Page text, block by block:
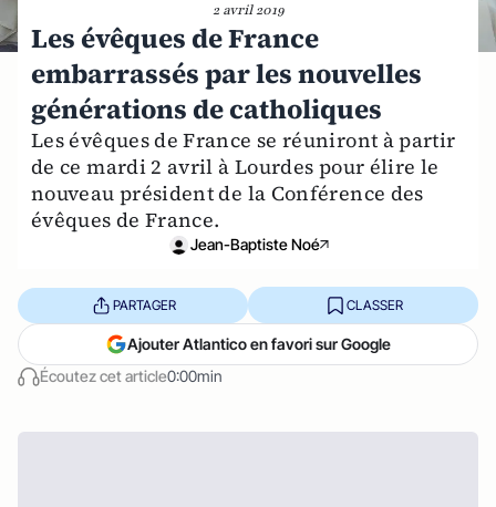
2 avril 2019
Les évêques de France
embarrassés par les nouvelles
générations de catholiques
Les évêques de France se réuniront à partir
de ce mardi 2 avril à Lourdes pour élire le
nouveau président de la Conférence des
évêques de France.
Jean-Baptiste Noé
Écoutez cet article0:00min
PARTAGER CLASSER
Ajouter Atlantico en favori sur Google